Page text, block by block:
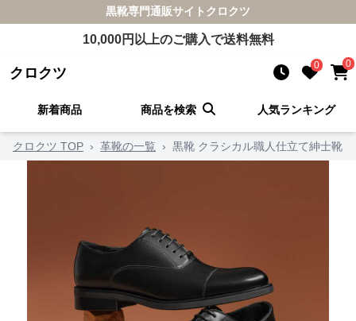
黒靴専門通販サイト クロクツ
10,000円以上のご購入で送料無料
クロクツ 0 0
新着商品 商品を検索 人気ランキング
クロクツ TOP › 革靴の一覧 › 黒靴 クラシカル職人仕立て紳士靴